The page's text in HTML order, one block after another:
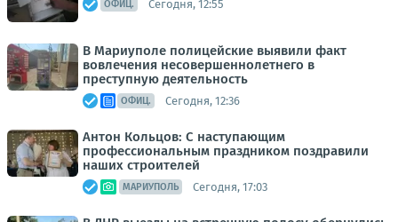
ОФИЦ. Сегодня, 12:55
В Мариуполе полицейские выявили факт
вовлечения несовершеннолетнего в
преступную деятельность
ОФИЦ. Сегодня, 12:36
Антон Кольцов: С наступающим
профессиональным праздником поздравили
наших строителей
МАРИУПОЛЬ Сегодня, 17:03